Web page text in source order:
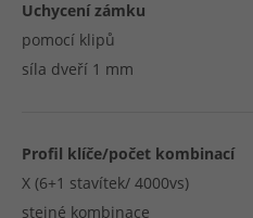
Uchycení zámku
pomocí klipů
síla dveří 1 mm
Profil klíče/počet kombinací
X (6+1 stavítek/ 4000vs)
stejné kombinace